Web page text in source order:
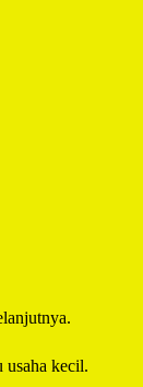
usaha kecil.